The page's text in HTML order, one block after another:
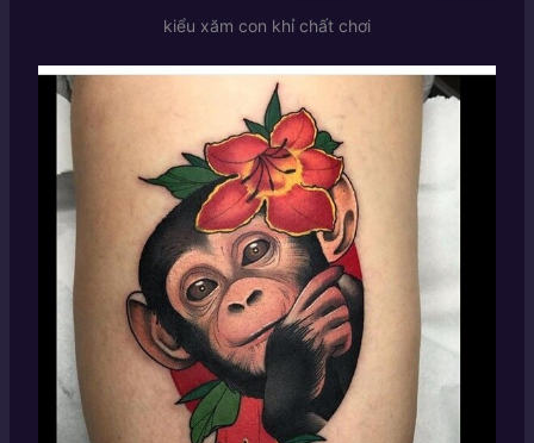
kiểu xăm con khỉ chất chơi